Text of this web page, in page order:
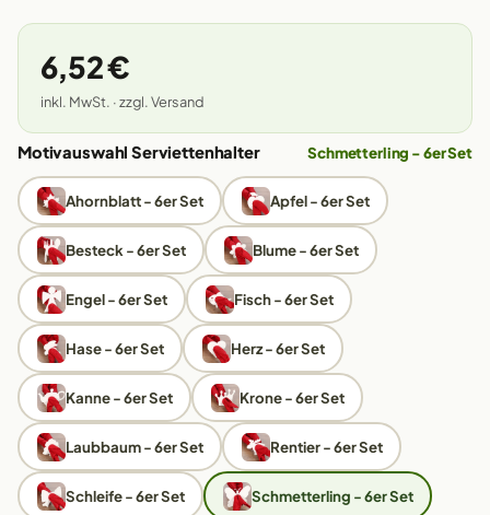
6,52 €
inkl. MwSt. · zzgl. Versand
Motivauswahl Serviettenhalter Schmetterling - 6er Set
Ahornblatt - 6er Set Apfel - 6er Set
Besteck - 6er Set Blume - 6er Set
Engel - 6er Set Fisch - 6er Set
Hase - 6er Set Herz - 6er Set
Kanne - 6er Set Krone - 6er Set
Laubbaum - 6er Set Rentier - 6er Set
Schleife - 6er Set Schmetterling - 6er Set